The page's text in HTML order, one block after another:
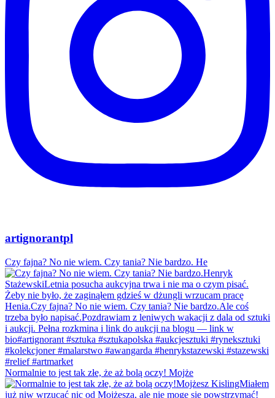
artignorantpl
Czy fajna? No nie wiem. Czy tania? Nie bardzo. He
Normalnie to jest tak złe, że aż bolą oczy! Mojże